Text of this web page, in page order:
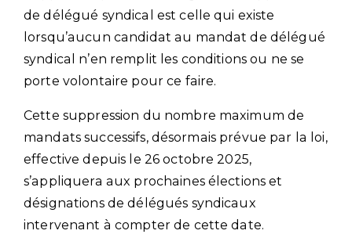
de délégué syndical est celle qui existe
lorsqu’aucun candidat au mandat de délégué
syndical n’en remplit les conditions ou ne se
porte volontaire pour ce faire.
Cette suppression du nombre maximum de
mandats successifs, désormais prévue par la loi,
effective depuis le 26 octobre 2025,
s’appliquera aux prochaines élections et
désignations de délégués syndicaux
intervenant à compter de cette date.